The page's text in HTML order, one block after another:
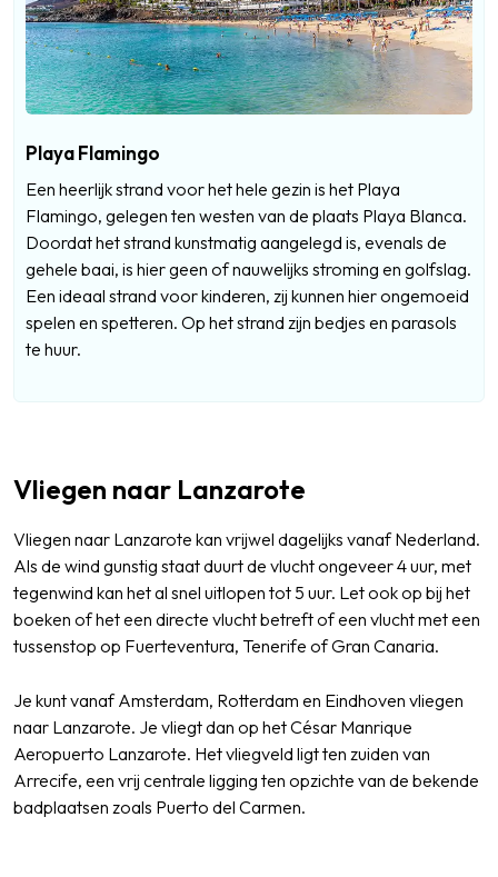
Playa Flamingo
Een heerlijk strand voor het hele gezin is het Playa
Flamingo, gelegen ten westen van de plaats Playa Blanca.
Doordat het strand kunstmatig aangelegd is, evenals de
gehele baai, is hier geen of nauwelijks stroming en golfslag.
Een ideaal strand voor kinderen, zij kunnen hier ongemoeid
spelen en spetteren. Op het strand zijn bedjes en parasols
te huur.
Vliegen naar Lanzarote
Vliegen naar Lanzarote kan vrijwel dagelijks vanaf Nederland.
Als de wind gunstig staat duurt de vlucht ongeveer 4 uur, met
tegenwind kan het al snel uitlopen tot 5 uur. Let ook op bij het
boeken of het een directe vlucht betreft of een vlucht met een
tussenstop op Fuerteventura, Tenerife of Gran Canaria.
Je kunt vanaf Amsterdam, Rotterdam en Eindhoven vliegen
naar Lanzarote. Je vliegt dan op het César Manrique
Aeropuerto Lanzarote. Het vliegveld ligt ten zuiden van
Arrecife, een vrij centrale ligging ten opzichte van de bekende
badplaatsen zoals Puerto del Carmen.